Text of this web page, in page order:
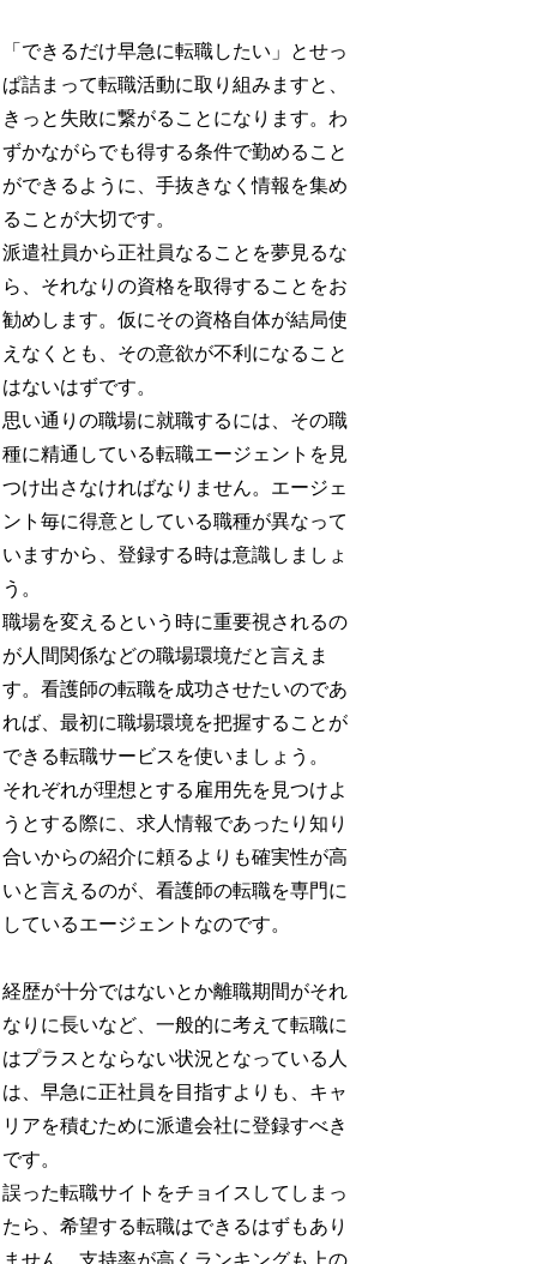
「できるだけ早急に転職したい」とせっ
ぱ詰まって転職活動に取り組みますと、
きっと失敗に繋がることになります。わ
ずかながらでも得する条件で勤めること
ができるように、手抜きなく情報を集め
ることが大切です。
派遣社員から正社員なることを夢見るな
ら、それなりの資格を取得することをお
勧めします。仮にその資格自体が結局使
えなくとも、その意欲が不利になること
はないはずです。
思い通りの職場に就職するには、その職
種に精通している転職エージェントを見
つけ出さなければなりません。エージェ
ント毎に得意としている職種が異なって
いますから、登録する時は意識しましょ
う。
職場を変えるという時に重要視されるの
が人間関係などの職場環境だと言えま
す。看護師の転職を成功させたいのであ
れば、最初に職場環境を把握することが
できる転職サービスを使いましょう。
それぞれが理想とする雇用先を見つけよ
うとする際に、求人情報であったり知り
合いからの紹介に頼るよりも確実性が高
いと言えるのが、看護師の転職を専門に
しているエージェントなのです。
経歴が十分ではないとか離職期間がそれ
なりに長いなど、一般的に考えて転職に
はプラスとならない状況となっている人
は、早急に正社員を目指すよりも、キャ
リアを積むために派遣会社に登録すべき
です。
誤った転職サイトをチョイスしてしまっ
たら、希望する転職はできるはずもあり